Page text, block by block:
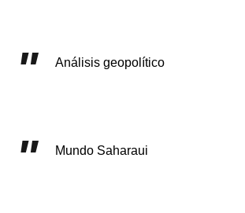
Análisis geopolítico
Mundo Saharaui